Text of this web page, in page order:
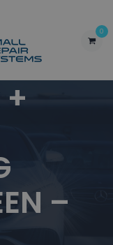
0
–